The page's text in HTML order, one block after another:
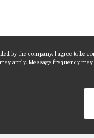
diverso con
by the company. I agree to
apply. Message frequency may